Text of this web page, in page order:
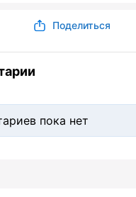
Поделиться
пока нет